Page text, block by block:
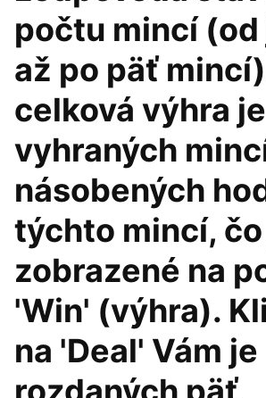
počtu mincí
až po päť
celková výhra
vyhraných
násobených
týchto mincí,
zobrazené na
'Win' (výhra).
na 'Deal' Vám je